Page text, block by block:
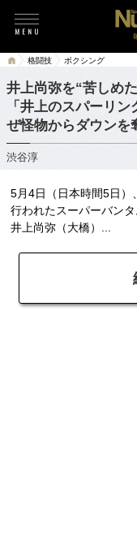
格闘技 ボクシング
井上尚弥を“苦しめ
「井上のスパーリ
ぜ怪物からダウンを
渋谷淳
5月4日（日本時間5日）
行われたスーパーバン
井上尚弥（大橋）...